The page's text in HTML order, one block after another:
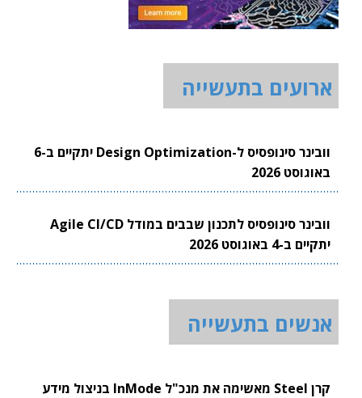
ארועים בתעשייה
וובינר סינופסיס ל-Design Optimization יתקיים ב-6
באוגוסט 2026
וובינר סינופסיס לתכנון שבבים במודל Agile CI/CD
יתקיים ב-4 באוגוסט 2026
אנשים בתעשייה
קרן Steel מאשימה את מנכ"ל InMode בניצול מידע